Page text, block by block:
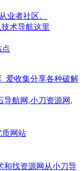
业者社区。
术导航这里
点
爱收集分享各种破解
导航网,小刀资源网,
质网站
和找资源网从小刀导